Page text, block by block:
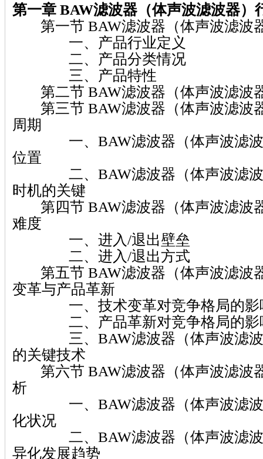
第一章 BAW滤波器（体声波滤波器）
第一节 BAW滤波器（体声波滤波
一、产品行业定义
二、产品分类情况
三、产品特性
第二节 BAW滤波器（体声波滤波
第三节 BAW滤波器（体声波滤波
周期
一、BAW滤波器（体声波滤波
位置
二、BAW滤波器（体声波滤波
时机的关键
第四节 BAW滤波器（体声波滤波
难度
一、进入/退出壁垒
二、进入/退出方式
第五节 BAW滤波器（体声波滤波
变革与产品革新
一、技术变革对竞争格局的影
二、产品革新对竞争格局的影
三、BAW滤波器（体声波滤波
的关键技术
第六节 BAW滤波器（体声波滤波
析
一、BAW滤波器（体声波滤波
化状况
二、BAW滤波器（体声波滤波
异化发展趋势